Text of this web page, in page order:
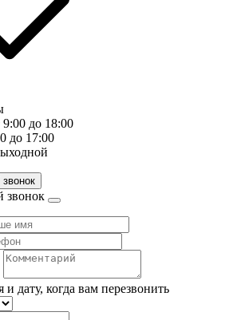
9:00 до 18:00
до 17:00
звонок
дату, когда вам перезвонить